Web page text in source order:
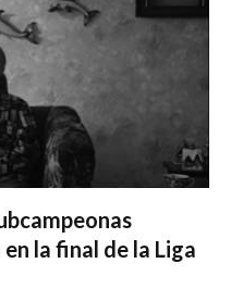
la final de la Liga